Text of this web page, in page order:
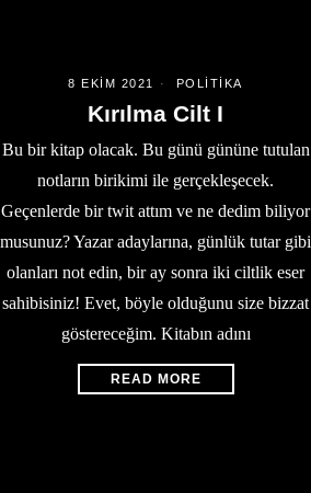
8 EKIM 2021 POLITIKA
Kırılma Cilt I
Bu bir kitap olacak. Bu günü gününe tutulan
notların birikimi ile gerçekleşecek.
Geçenlerde bir twit attım ve ne dedim biliyor
musunuz? Yazar adaylarına, günlük tutar gibi
olanları not edin, bir ay sonra iki ciltlik eser
sahibisiniz! Evet, böyle olduğunu size bizzat
göstereceğim. Kitabın adını
READ MORE